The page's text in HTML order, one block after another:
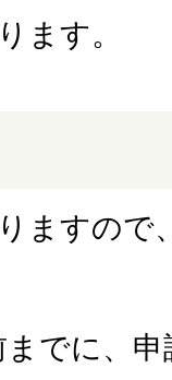
ます。
ますので
でに、